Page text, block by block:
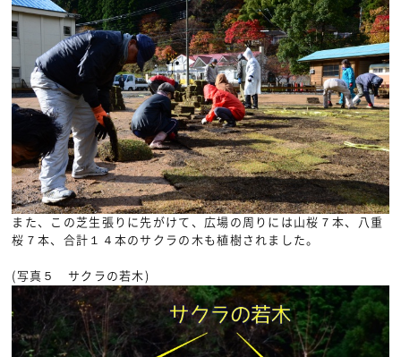
また、この芝生張りに先がけて、広場の周りには山桜７本、八重
桜７本、合計１４本のサクラの木も植樹されました。
(写真５ サクラの若木)